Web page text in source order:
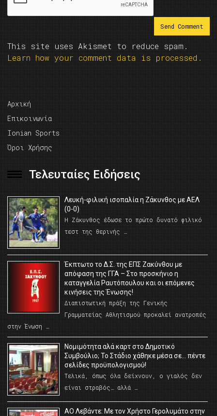
This site uses Akismet to reduce spam.
Learn how your comment data is processed.
Αρχική
Επικοινωνία
Ionian Sports
Όροι Χρήσης
Τελευταίες Ειδήσεις
Λευκή-φιλική ισοπαλία η Ζάκυνθος με ΑΕΛ
(0-0)
Η Ζάκυνθος έδωσε το πρώτο δυνατό φιλικό
τεστ της θερινής …
Έκπτωτο το Δ.Σ. της ΕΠΣ Ζακύνθου με
απόφαση της ΓΓΑ – Στο προσκήνιο η
καταγγελία Ραυτόπουλου και οι επόμενες
κινήσεις της Ένωσης!
Διαπιστωτική πράξη της Γενικής
Γραμματείας Αθλητισμού προκαλεί ανατροπές
στην Ένωση …
Νομιμότητα αλά καρτ στο Δημοτικό
Συμβούλιο; Το Στάδιο χάθηκε μέσα σε… πέντε
σελίδες προϋπολογισμού!
Τελικά, όπως όλα δείχνουν, ο γιαλός δεν
είναι στραβός… αλλά …
ΑΟ Λεβάντε: Με τον Χρήστο Γερολυμάτο στην